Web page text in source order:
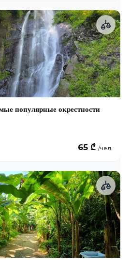
популярные окрестности
65 ₾ /чел.